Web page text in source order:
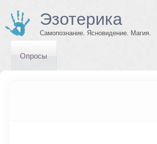
Эзотерика
Самопознание. Ясновидение. Магия.
Опросы